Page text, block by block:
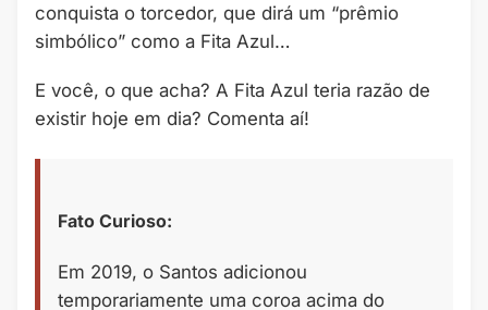
conquista o torcedor, que dirá um “prêmio
simbólico” como a Fita Azul…
E você, o que acha? A Fita Azul teria razão de
existir hoje em dia? Comenta aí!
Fato Curioso:
Em 2019, o Santos adicionou
temporariamente uma coroa acima do